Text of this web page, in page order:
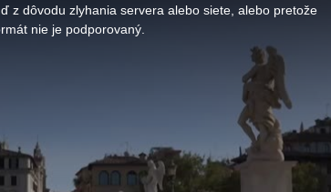
z dôvodu zlyhania servera alebo siete, alebo pretože
nie je podporovaný.